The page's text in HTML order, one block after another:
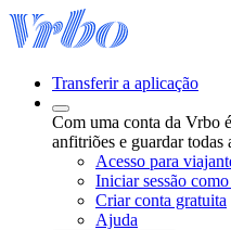
Transferir a aplicação
Com uma conta da Vrbo
anfitriões e guardar todas
Acesso para
Iniciar sessão
Criar conta gratuita
Ajuda